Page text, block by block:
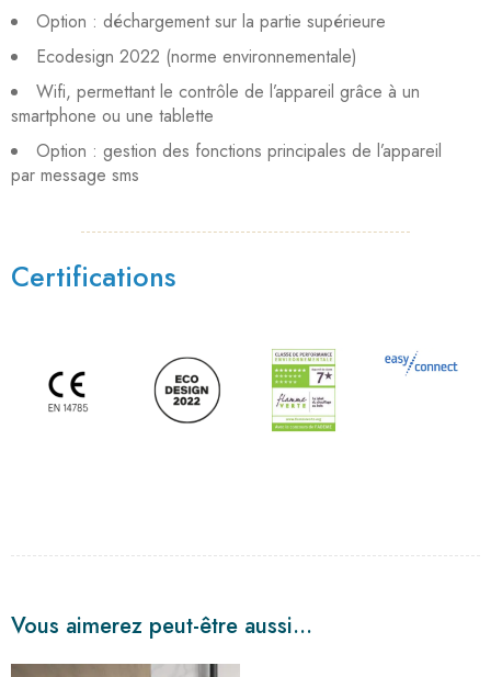
Option : déchargement sur la partie supérieure
Ecodesign 2022 (norme environnementale)
Wifi, permettant le contrôle de l’appareil grâce à un
smartphone ou une tablette
Option : gestion des fonctions principales de l’appareil
par message sms
Certifications
Vous aimerez peut-être aussi…